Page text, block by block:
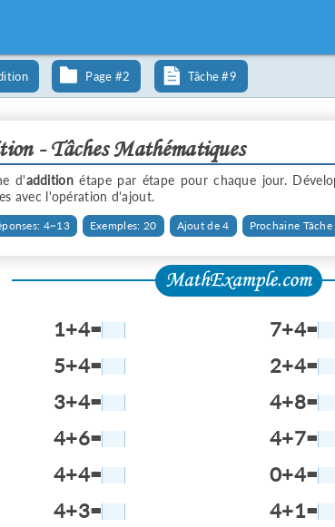
Page #2 Tâche #9
- Tâches Mathématiques
d'additionétape par étape pour chaque jour.
avec l'opération d'ajout.
4~13 Exemples: 20 Ajout de 4 Prochaine Tâche
1+4=
7+4=
5+4=
2+4=
3+4=
4+8=
4+6=
4+7=
4+4=
0+4=
4+3=
4+1=